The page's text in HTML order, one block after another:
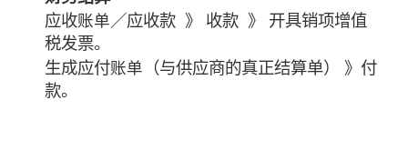
应收账单／应收款 》 收款 》 开具销项增值
税发票。
生成应付账单 （与供应商的真正结算单） 》付
款。